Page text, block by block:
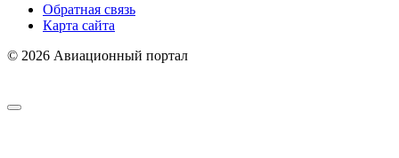
Обратная связь
Карта сайта
© 2026 Авиационный портал